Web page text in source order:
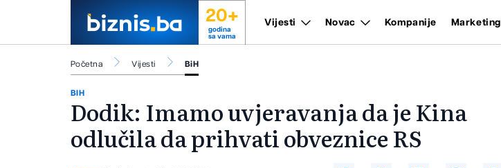
20+
godina
sa vama
Vijesti Novac Kompanije Marketing
Početna Vijesti BiH
BIH
Dodik: Imamo uvjeravanja da je Kina
odlučila da prihvati obveznice RS